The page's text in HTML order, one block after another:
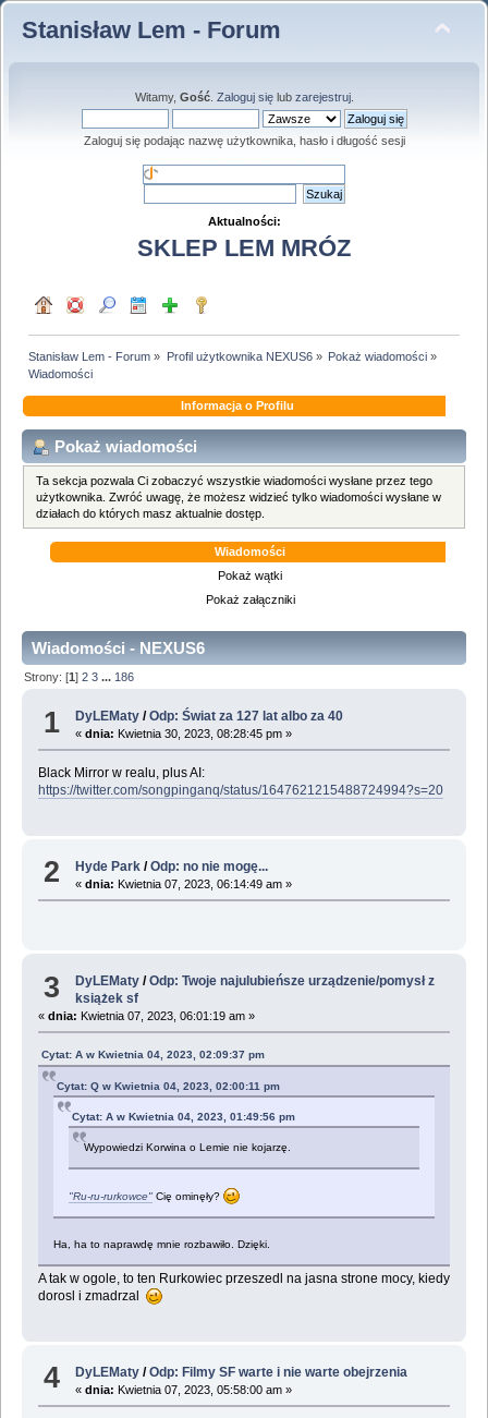
Stanisław Lem - Forum
Witamy, Gość. Zaloguj sięlub zarejestruj.
Zaloguj się podając nazwę użytkownika, hasło i długość sesji
Aktualności:
SKLEP LEM MRÓZ
Stanisław Lem - Forum » Profil użytkownika NEXUS6» Pokaż wiadomości»
Wiadomości
Informacja o Profilu
Pokaż wiadomości
Ta sekcja pozwala Ci zobaczyć wszystkie wiadomości wysłane przez tego
użytkownika. Zwróć uwagę, że możesz widzieć tylko wiadomości wysłane w
działach do których masz aktualnie dostęp.
Wiadomości
Pokaż wątki
Pokaż załączniki
Wiadomości - NEXUS6
Strony: [1]2 3 ... 186
1 DyLEMaty /Odp: Świat za 127 lat albo za 40
«dnia: Kwietnia 30, 2023, 08:28:45 pm »
Black Mirror w realu, plus AI:
https://twitter.com/songpinganq/status/1647621215488724994?s=20
2 Hyde Park /Odp: no nie mogę...
«dnia: Kwietnia 07, 2023, 06:14:49 am »
3 DyLEMaty /Odp: Twoje najulubieńsze urządzenie/pomysł z
książek sf
« dnia: Kwietnia 07, 2023, 06:01:19 am »
Cytat: A w Kwietnia 04, 2023, 02:09:37 pm
Cytat: Q w Kwietnia 04, 2023, 02:00:11 pm
Cytat: A w Kwietnia 04, 2023, 01:49:56 pm
Wypowiedzi Korwina o Lemie nie kojarzę.
"Ru-ru-rurkowce"Cię ominęły?
Ha, ha to naprawdę mnie rozbawiło. Dzięki.
A tak w ogole, to ten Rurkowiec przeszedl na jasna strone mocy, kiedy
dorosl i zmadrzal
4 DyLEMaty /Odp: Filmy SF warte i nie warte obejrzenia
«dnia: Kwietnia 07, 2023, 05:58:00 am »